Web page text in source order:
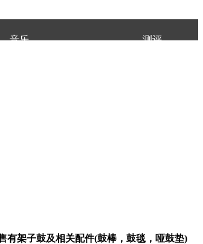
音乐 测评
有架子鼓及相关配件(鼓棒，鼓毯，哑鼓垫)